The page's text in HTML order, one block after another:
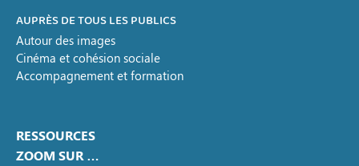
AUPRÈS DE TOUS LES PUBLICS
Autour des images
Cinéma et cohésion sociale
Accompagnement et formation
RESSOURCES
ZOOM SUR …